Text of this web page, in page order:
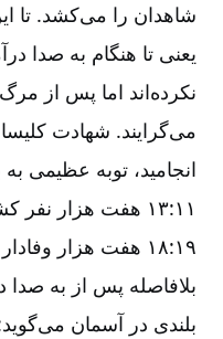
شاهدان را می‌‌کشد. تا
یعنی تا هنگام به صدا
نکرده‌‌اند اما پس از
می‌‌گرایند. شهادت
انجامید، توبه عظیمی
۱۱:‏۱۳ هفت هزار
۱۹:‏۱۸ هفت هزار
بلافاصله پس از به
بلندی در آسمان